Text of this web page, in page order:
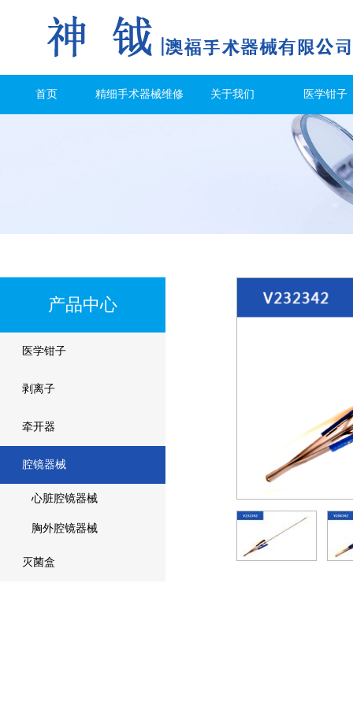
首页 精细手术器械维修 关于我们 医学钳子
产品中心
医学钳子
剥离子
牵开器
腔镜器械
心脏腔镜器械
胸外腔镜器械
灭菌盒